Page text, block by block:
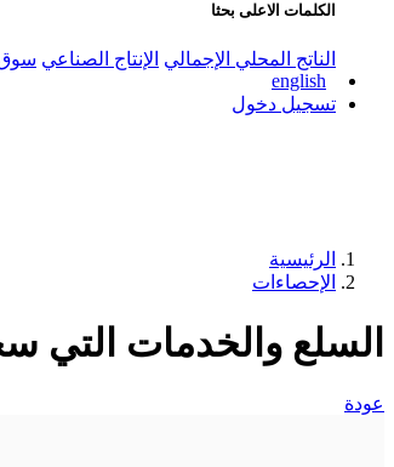
الكلمات الاعلى بحثا
الناتج المحلي الإجمالي الإنتاج الصناعي سوق
english
تسجيل دخول
الرئيسية
الإحصاءات
السلع والخدمات التي
عودة